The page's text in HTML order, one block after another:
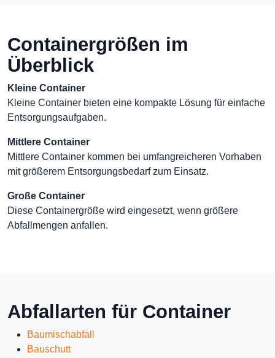
Containergrößen im
Überblick
Kleine Container
Kleine Container bieten eine kompakte Lösung für einfache
Entsorgungsaufgaben.
Mittlere Container
Mittlere Container kommen bei umfangreicheren Vorhaben
mit größerem Entsorgungsbedarf zum Einsatz.
Große Container
Diese Containergröße wird eingesetzt, wenn größere
Abfallmengen anfallen.
Abfallarten für Container
Baumischabfall
Bauschutt